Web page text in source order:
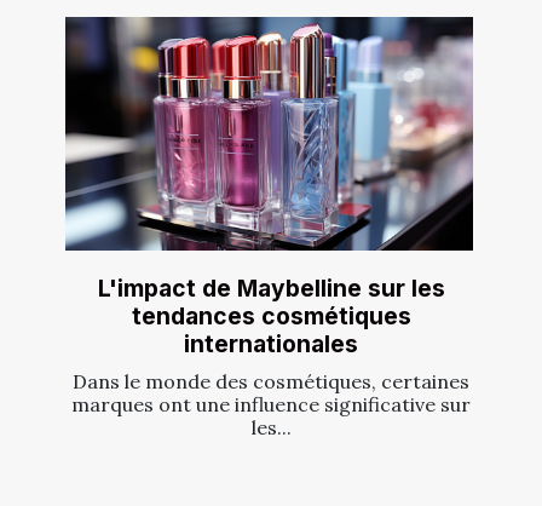
L'impact de Maybelline sur les
tendances cosmétiques
internationales
Dans le monde des cosmétiques, certaines
marques ont une influence significative sur
les...